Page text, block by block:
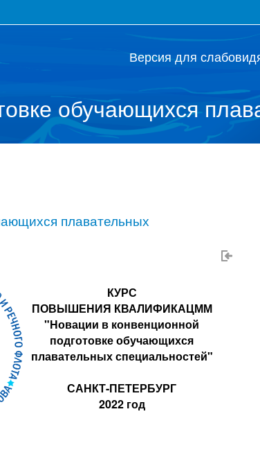
Версия для
обучающихся
плавательных
КУРС
ПОВЫШЕНИЯ КВАЛИФИКАЦММ
"Новации в конвенционной
подготовке обучающихся
плавательных специальностей"
САНКТ-ПЕТЕРБУРГ
2022 год